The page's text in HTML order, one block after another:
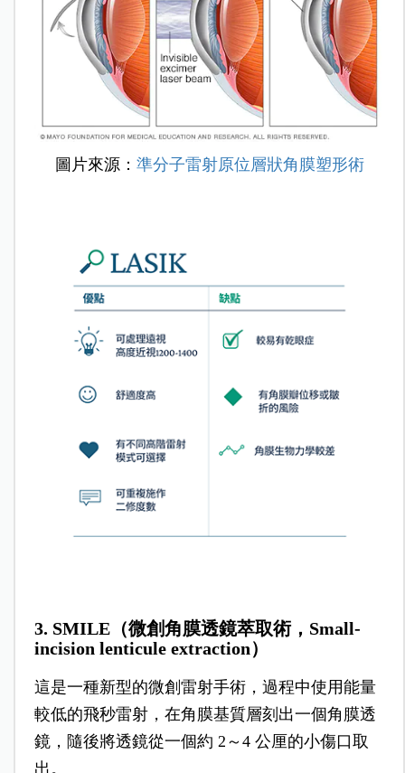
圖片來源： 準分子雷射原位層狀角膜塑形術
3. SMILE（微創角膜透鏡萃取術，Small-
incision lenticule extraction）
這是一種新型的微創雷射手術，過程中使用能量
較低的飛秒雷射，在角膜基質層刻出一個角膜透
鏡，隨後將透鏡從一個約 2～4 公厘的小傷口取
出。